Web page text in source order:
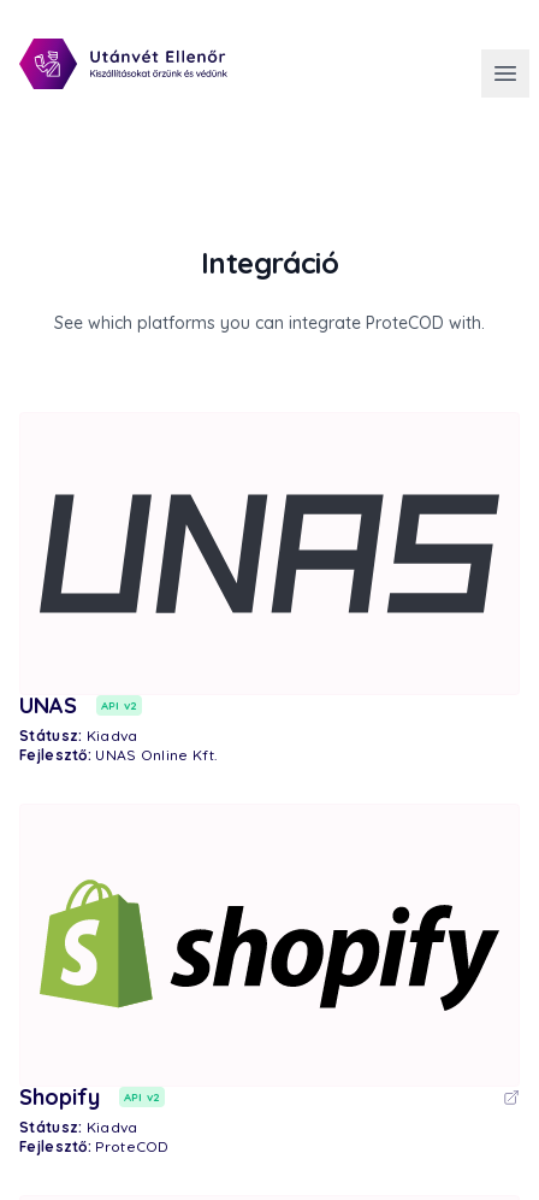
Integráció
See which platforms you can integrate ProteCOD with.
UNAS API v2
Státusz: Kiadva
Fejlesztő: UNAS Online Kft.
Shopify API v2
Státusz: Kiadva
Fejlesztő: ProteCOD